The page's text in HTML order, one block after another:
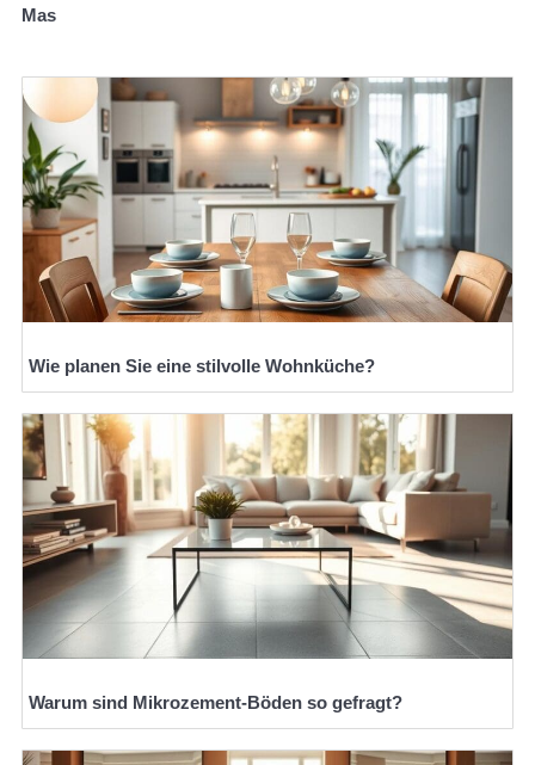
Mas
Wie planen Sie eine stilvolle Wohnküche?
Warum sind Mikrozement-Böden so gefragt?